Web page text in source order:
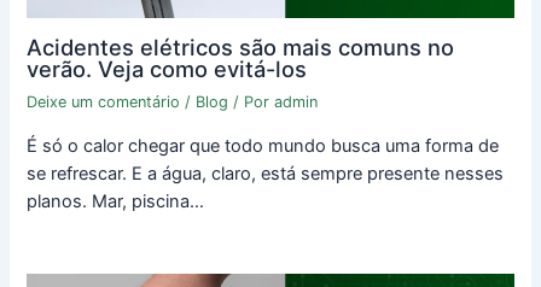
Acidentes elétricos são mais comuns no
verão. Veja como evitá-los
Deixe um comentário / Blog / Poradmin
É só o calor chegar que todo mundo busca uma forma de
se refrescar. E a água, claro, está sempre presente nesses
planos. Mar, piscina…